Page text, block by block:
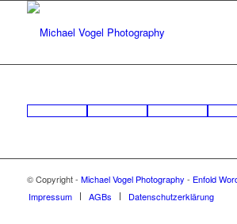
© Copyright - Michael Vogel Photography - Enfold
Impressum
AGBs Datenschutzerklärung